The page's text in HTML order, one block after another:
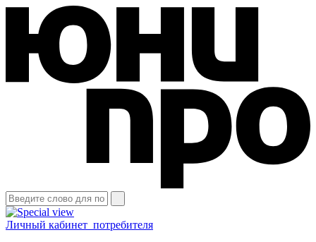
Личный кабинет потребителя